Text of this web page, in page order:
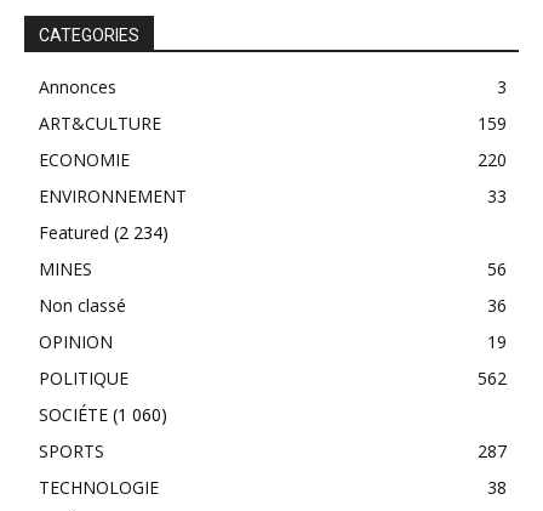
CATEGORIES
Annonces
3
ART&CULTURE
159
ECONOMIE
220
ENVIRONNEMENT
33
Featured (2 234)
MINES
56
Non classé
36
OPINION
19
POLITIQUE
562
SOCIÉTE (1 060)
SPORTS
287
TECHNOLOGIE
38